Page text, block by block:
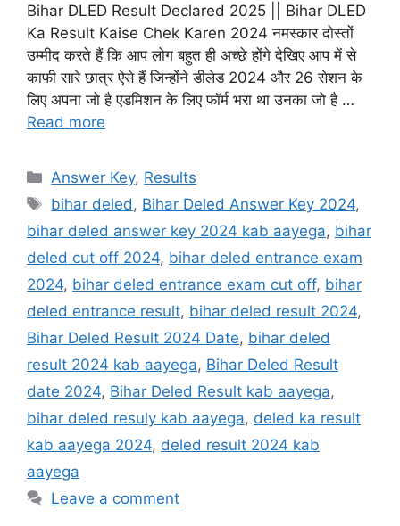
Bihar DLED Result Declared 2025 || Bihar DLED
Ka Result Kaise Chek Karen 2024 नमस्कार दोस्तों
उम्मीद करते हैं कि आप लोग बहुत ही अच्छे होंगे देखिए आप में से
काफी सारे छात्र ऐसे हैं जिन्होंने डीलेड 2024 और 26 सेशन के
लिए अपना जो है एडमिशन के लिए फॉर्म भरा था उनका जो है …
Read more
Categories
Answer Key, Results
Tags
bihar deled , Bihar Deled Answer Key 2024,
bihar deled answer key 2024 kab aayega, bihar
deled cut off 2024, bihar deled entrance exam
2024, bihar deled entrance exam cut off, bihar
deled entrance result, bihar deled result 2024,
Bihar Deled Result 2024 Date, bihar deled
result 2024 kab aayega, Bihar Deled Result
date 2024, Bihar Deled Result kab aayega,
bihar deled resuly kab aayega, deled ka result
kab aayega 2024, deled result 2024 kab
aayega
Leave a comment